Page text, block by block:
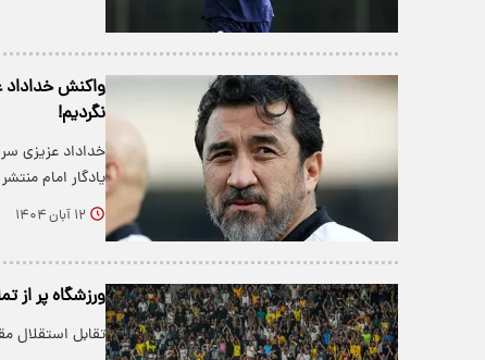
واکنش خداداد
نگردیم!
خداداد عزیزی
یادگار امام
۱۲ آبان ۱۴۰۴
ورزشگاه پر از
تقابل استقلال